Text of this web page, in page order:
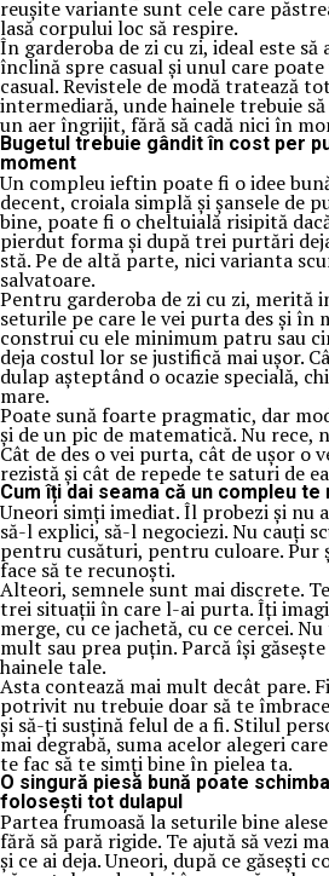
reușite variante sunt cele care
lasă corpului loc să respire.
În garderoba de zi cu zi, ideal este să
înclină spre casual și unul care
casual. Revistele de modă tratează
intermediară, unde hainele trebuie
un aer îngrijit, fără să cadă nici în
Bugetul trebuie gândit în cost per
moment
Un compleu ieftin poate fi o idee
decent, croiala simplă și șansele de
bine, poate fi o cheltuială risipită
pierdut forma și după trei purtări
stă. Pe de altă parte, nici varianta
salvatoare.
Pentru garderoba de zi cu zi, merită
seturile pe care le vei purta des și în
construi cu ele minimum patru sau
deja costul lor se justifică mai ușor.
dulap așteptând o ocazie specială,
mare.
Poate sună foarte pragmatic, dar
și de un pic de matematică. Nu rece,
Cât de des o vei purta, cât de ușor o
rezistă și cât de repede te saturi de
Cum îți dai seama că un compleu
Uneori simți imediat. Îl probezi și nu
să-l explici, să-l negociezi. Nu cauți
pentru cusături, pentru culoare. Pur
face să te recunoști.
Alteori, semnele sunt mai discrete.
trei situații în care l-ai purta. Îți
merge, cu ce jachetă, cu ce cercei.
mult sau prea puțin. Parcă își
hainele tale.
Asta contează mai mult decât pare.
potrivit nu trebuie doar să te
și să-ți susțină felul de a fi. Stilul
mai degrabă, suma acelor alegeri
te fac să te simți bine în pielea ta.
O singură piesă bună poate
folosești tot dulapul
Partea frumoasă la seturile bine
fără să pară rigide. Te ajută să vezi
și ce ai deja. Uneori, după ce găsești